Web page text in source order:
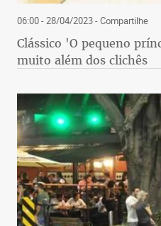
06:00 - 28/04/2023- Compartilhe
Clássico 'O pequeno
muito além dos clichês